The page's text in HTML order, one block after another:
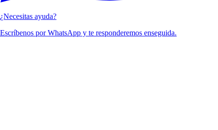
¿Necesitas ayuda?
Escríbenos por WhatsApp y te responderemos enseguida.